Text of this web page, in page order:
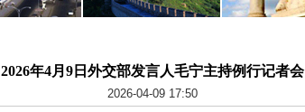
2026年4月9日外交部发言人毛宁主持例行记者会
2026-04-09 17:50